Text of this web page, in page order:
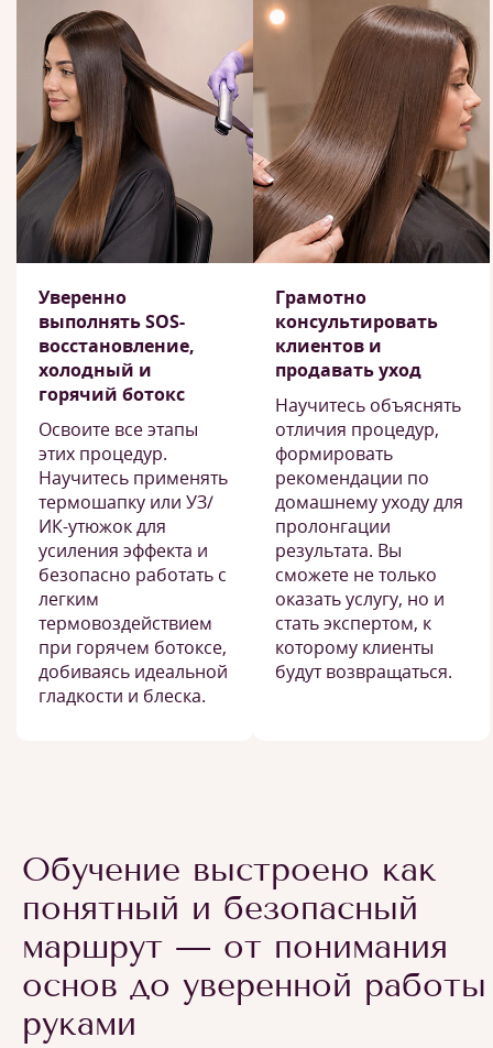
Уверенно
выполнять SOS-
восстановление,
холодный и
горячий ботокс
Освоите все этапы
этих процедур.
Научитесь применять
термошапку или УЗ/
ИК-утюжок для
усиления эффекта и
безопасно работать с
легким
термовоздействием
при горячем ботоксе,
добиваясь идеальной
гладкости и блеска.
Грамотно
консультировать
клиентов и
продавать уход
Научитесь объяснять
отличия процедур,
формировать
рекомендации по
домашнему уходу для
пролонгации
результата. Вы
сможете не только
оказать услугу, но и
стать экспертом, к
которому клиенты
будут возвращаться.
Обучение выстроено как
понятный и безопасный
маршрут — от понимания
основ до уверенной работы
руками